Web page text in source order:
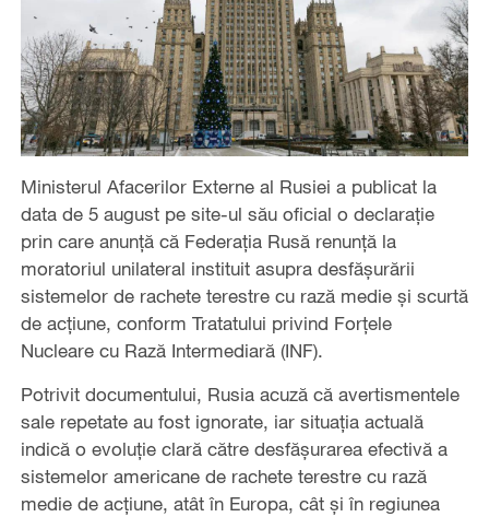
Ministerul Afacerilor Externe al Rusiei a publicat la
data de 5 august pe site-ul său oficial o declarație
prin care anunță că Federația Rusă renunță la
moratoriul unilateral instituit asupra desfășurării
sistemelor de rachete terestre cu rază medie și scurtă
de acțiune, conform Tratatului privind Forțele
Nucleare cu Rază Intermediară (INF).
Potrivit documentului, Rusia acuză că avertismentele
sale repetate au fost ignorate, iar situația actuală
indică o evoluție clară către desfășurarea efectivă a
sistemelor americane de rachete terestre cu rază
medie de acțiune, atât în Europa, cât și în regiunea